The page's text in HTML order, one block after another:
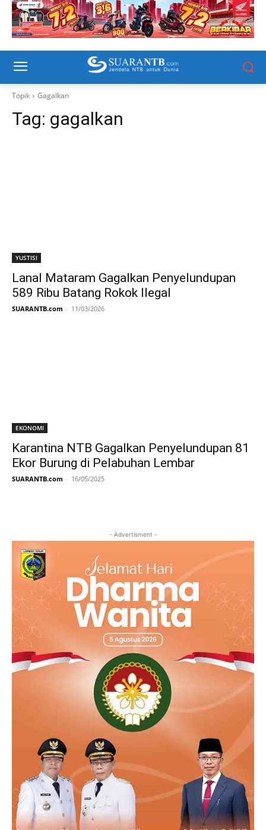
Topik Gagalkan
Tag: gagalkan
YUSTISI
Lanal Mataram Gagalkan Penyelundupan
589 Ribu Batang Rokok Ilegal
SUARANTB.com - 11/03/2026
EKONOMI
Karantina NTB Gagalkan Penyelundupan 81
Ekor Burung di Pelabuhan Lembar
SUARANTB.com - 16/05/2025
- Advertisment -